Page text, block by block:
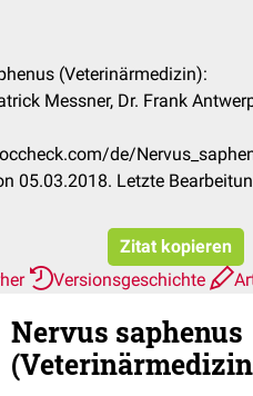
(Veterinärmedizin):
Messner, Dr. Frank
de/
05.03.2018. Letzte
Zitat kopieren
Versionsgeschichte
Nervus saphenus